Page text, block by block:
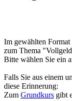
Im gewählten Format
zum Thema
Bitte wählen Sie ein
Falls Sie aus einem
diese Erinnerung:
Zum Grundkurs gibt